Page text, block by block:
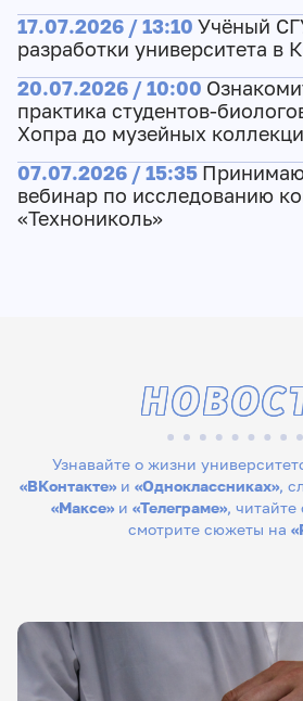
17.07.2026 / 13:10 Учёный
разработки университета в
20.07.2026 / 10:00
практика студентов-
Хопра до музейных
07.07.2026 / 15:35
вебинар по исследованию
«Технониколь»
Узнавайте о жизни
«ВКонтакте»и «Одноклассниках»,
«Максе» и «Телеграме», читайте
смотрите сюжеты на